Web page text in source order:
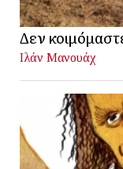
Δεν
Ιλάν Μανουάχ